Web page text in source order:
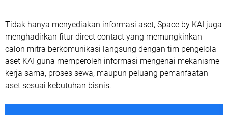
Tidak hanya menyediakan informasi aset, Space by KAI juga
menghadirkan fitur direct contact yang memungkinkan
calon mitra berkomunikasi langsung dengan tim pengelola
aset KAI guna memperoleh informasi mengenai mekanisme
kerja sama, proses sewa, maupun peluang pemanfaatan
aset sesuai kebutuhan bisnis.